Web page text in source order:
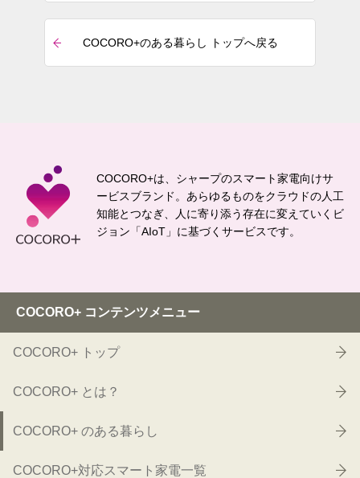
COCORO+のある暮らし トップへ戻る
COCORO+は、シャープのスマート家電向けサ
ービスブランド。 あらゆるものをクラウドの人工
知能とつなぎ、
人に寄り添う存在に変えていくビ
ジョン「AIoT」に基づくサービスです。
COCORO+ コンテンツメニュー
COCORO+ トップ
COCORO+ とは？
COCORO+ のある暮らし
COCORO+対応スマート家電一覧